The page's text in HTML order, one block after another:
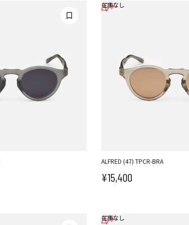
在庫なし
ALFRED (47) TPCR-BRA
セール価格
¥15,400
在庫なし